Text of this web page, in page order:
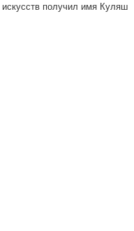
искусств получил имя Куляш